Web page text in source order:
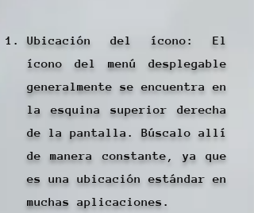
Ubicación del ícono: El
ícono del menú desplegable
generalmente se encuentra en
la esquina superior derecha
de la pantalla. Búscalo allí
de manera constante, ya que
es una ubicación estándar en
muchas aplicaciones.